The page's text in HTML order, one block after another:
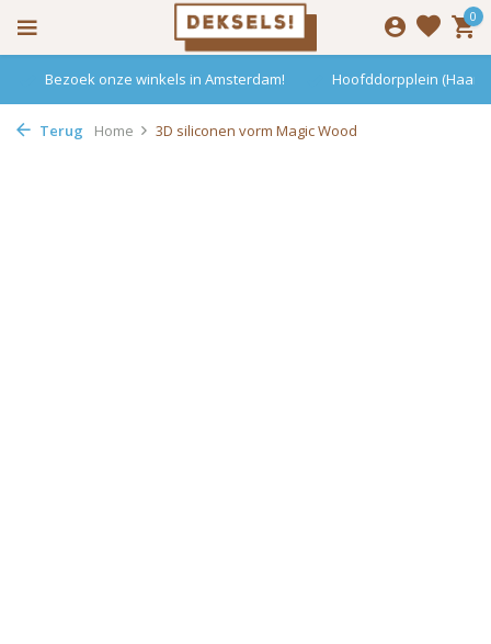
0
Bezoek onze winkels in Amsterdam! Hoofddorpplein
Terug Home 3D siliconen vorm Magic Wood